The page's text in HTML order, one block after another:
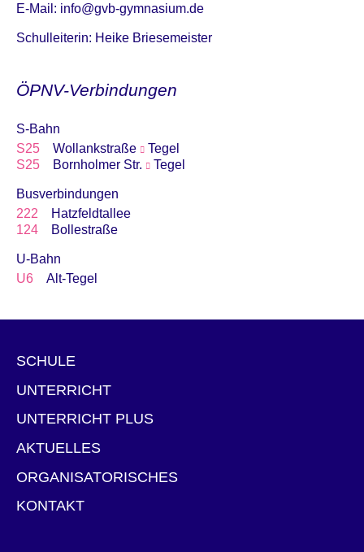
E-Mail: info@gvb-gymnasium.de
Schulleiterin: Heike Briesemeister
ÖPNV-Verbindungen
S-Bahn
S25
Wollankstraße
Tegel
S25
Bornholmer Str. Tegel
Busverbindungen
222
Hatzfeldtallee
124
Bollestraße
U-Bahn
U6
Alt-Tegel
SCHULE
UNTERRICHT
UNTERRICHT PLUS
AKTUELLES
ORGANISATORISCHES
KONTAKT